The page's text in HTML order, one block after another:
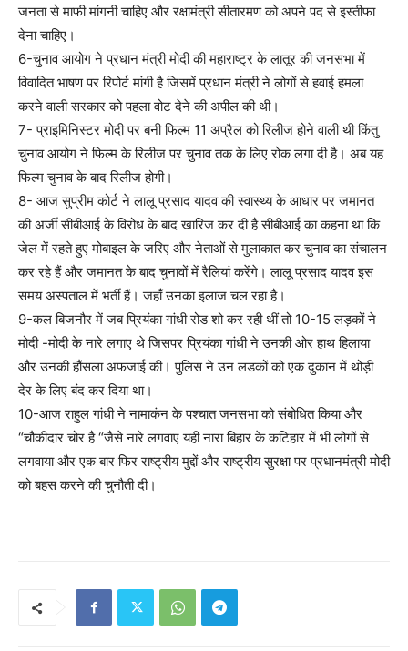
जनता से माफी मांगनी चाहिए और रक्षामंत्री सीतारमण को अपने पद से इस्तीफा
देना चाहिए।
6-चुनाव आयोग ने प्रधान मंत्री मोदी की महाराष्ट्र के लातूर की जनसभा में
विवादित भाषण पर रिपोर्ट मांगी है जिसमें प्रधान मंत्री ने लोगों से हवाई हमला
करने वाली सरकार को पहला वोट देने की अपील की थी।
7- प्राइमिनिस्टर मोदी पर बनी फिल्म 11 अप्रैल को रिलीज होने वाली थी किंतु
चुनाव आयोग ने फिल्म के रिलीज पर चुनाव तक के लिए रोक लगा दी है। अब यह
फिल्म चुनाव के बाद रिलीज होगी।
8- आज सुप्रीम कोर्ट ने लालू प्रसाद यादव की स्वास्थ्य के आधार पर जमानत
की अर्जी सीबीआई के विरोध के बाद खारिज कर दी है सीबीआई का कहना था कि
जेल में रहते हुए मोबाइल के जरिए और नेताओं से मुलाकात कर चुनाव का संचालन
कर रहे हैं और जमानत के बाद चुनावों में रैलियां करेंगे। लालू प्रसाद यादव इस
समय अस्पताल में भर्ती हैं। जहाँ उनका इलाज चल रहा है।
9-कल बिजनौर में जब प्रियंका गांधी रोड शो कर रही थीं तो 10-15 लड़कों ने
मोदी -मोदी के नारे लगाए थे जिसपर प्रियंका गांधी ने उनकी ओर हाथ हिलाया
और उनकी हौंसला अफजाई की। पुलिस ने उन लडकों को एक दुकान में थोड़ी
देर के लिए बंद कर दिया था।
10-आज राहुल गांधी ने नामाकंन के पश्चात जनसभा को संबोधित किया और
“चौकीदार चोर है “जैसे नारे लगवाए यही नारा बिहार के कटिहार में भी लोगों से
लगवाया और एक बार फिर राष्ट्रीय मुद्दों और राष्ट्रीय सुरक्षा पर प्रधानमंत्री मोदी
को बहस करने की चुनौती दी।